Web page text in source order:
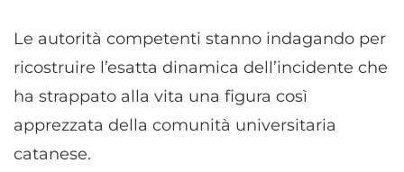
Le autorità competenti stanno indagando per
ricostruire l’esatta dinamica dell’incidente che
ha strappato alla vita una figura così
apprezzata della comunità universitaria
catanese.